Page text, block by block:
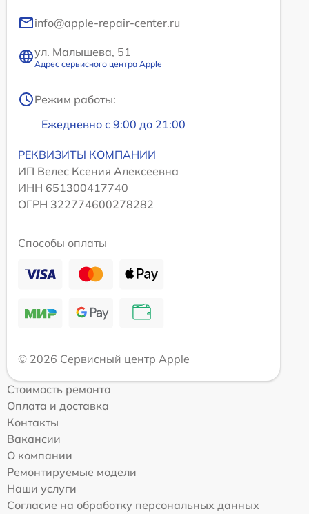
info@apple-repair-center.ru
ул. Малышева, 51
Адрес сервисного центра Apple
Режим работы:
Ежедневно с 9:00 до 21:00
РЕКВИЗИТЫ КОМПАНИИ
ИП Велес Ксения Алексеевна
ИНН 651300417740
ОГРН 322774600278282
Способы оплаты
© 2026 Сервисный центр Apple
Стоимость ремонта
Оплата и доставка
Контакты
Вакансии
О компании
Ремонтируемые модели
Наши услуги
Согласие на обработку персональных данных